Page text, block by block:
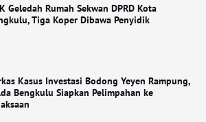
Geledah Rumah Sekwan DPRD Kota
Tiga Koper Dibawa Penyidik
Kasus Investasi Bodong Yeyen Rampung,
Bengkulu Siapkan Pelimpahan ke